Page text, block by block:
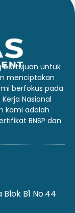
bertujuan untuk
menciptakan
berfokus pada
Nasional
kami adalah
BNSP dan
B1 No.44